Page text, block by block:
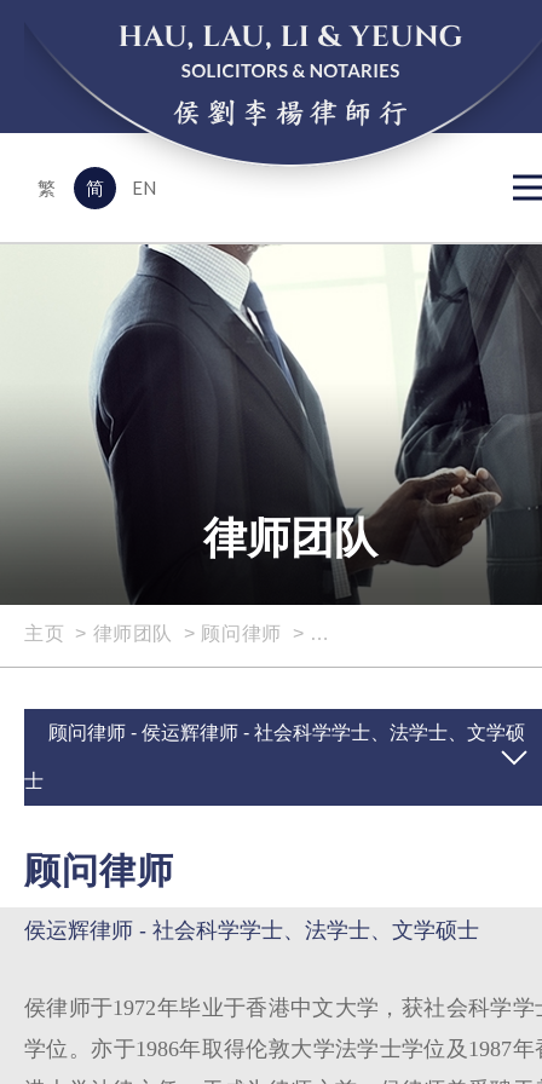
繁 简 EN
律师团队
主页 > 律师团队 > 顾问律师 > 侯运辉律师 - 社会科学学
顾问律师 - 侯运辉律师 - 社会科学学士、法学士、文学硕
士
顾问律师
侯运辉律师 - 社会科学学士、法学士、文学硕士
侯律师于1972年毕业于香港中文大学，获社会科学学
学位。亦于1986年取得伦敦大学法学士学位及 1987年